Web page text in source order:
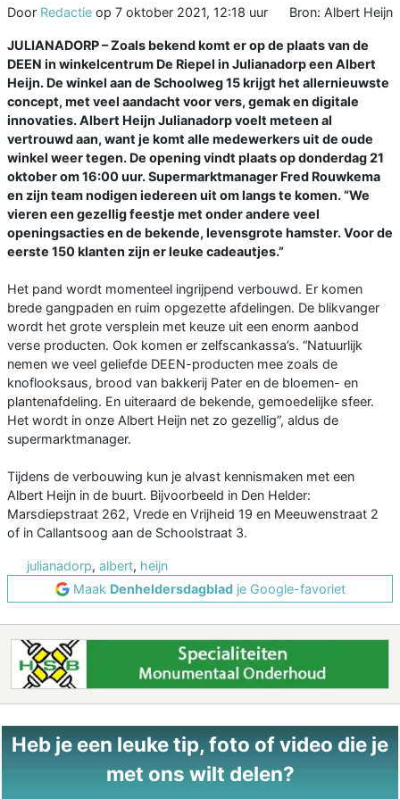
Door Redactie op 7 oktober 2021, 12:18 uur Bron: Albert Heijn
JULIANADORP – Zoals bekend komt er op de plaats van de
DEEN in winkelcentrum De Riepel in Julianadorp een Albert
Heijn. De winkel aan de Schoolweg 15 krijgt het allernieuwste
concept, met veel aandacht voor vers, gemak en digitale
innovaties. Albert Heijn Julianadorp voelt meteen al
vertrouwd aan, want je komt alle medewerkers uit de oude
winkel weer tegen. De opening vindt plaats op donderdag 21
oktober om 16:00 uur. Supermarktmanager Fred Rouwkema
en zijn team nodigen iedereen uit om langs te komen. “We
vieren een gezellig feestje met onder andere veel
openingsacties en de bekende, levensgrote hamster. Voor de
eerste 150 klanten zijn er leuke cadeautjes.”
Het pand wordt momenteel ingrijpend verbouwd. Er komen
brede gangpaden en ruim opgezette afdelingen. De blikvanger
wordt het grote versplein met keuze uit een enorm aanbod
verse producten. Ook komen er zelfscankassa’s. “Natuurlijk
nemen we veel geliefde DEEN-producten mee zoals de
knoflooksaus, brood van bakkerij Pater en de bloemen- en
plantenafdeling. En uiteraard de bekende, gemoedelijke sfeer.
Het wordt in onze Albert Heijn net zo gezellig”, aldus de
supermarktmanager.
Tijdens de verbouwing kun je alvast kennismaken met een
Albert Heijn in de buurt. Bijvoorbeeld in Den Helder:
Marsdiepstraat 262, Vrede en Vrijheid 19 en Meeuwenstraat 2
of in Callantsoog aan de Schoolstraat 3.
julianadorp, albert, heijn
Maak Denheldersdagbladje Google-favoriet
Heb je een leuke tip, foto of video die je
met ons wilt delen?